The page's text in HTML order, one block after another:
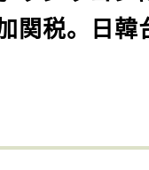
関税。日韓